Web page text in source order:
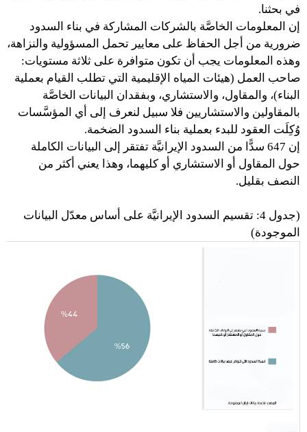
في بحثنا.
إن المعلومات الخاصَّة بالشركات المشاركة في بناء السدود
ضرورية من أجل الحفاظ على معايير تحمل المسؤولية والنزاهة،
وهذه المعلومات يجب أن تكون متوافرة على ثلاثة مستويات:
صاحب العمل (هيئات المياه الإقليمية التي تطلب القيام بعملية
البناء)، والمقاول، والاستشاري، وبفقدان البيانات الخاصَّة
بالمقاولين والاستشاريين فلا سبيل لنعرف إلى أي المؤسَّسات
وُكِلَت العقود للبدء بعملية بناء السدود الضخمة.
إن 647 سدًّا من السدود الإيرانيَّة تفتقر إلى البيانات الكاملة
حول المقاول أو الاستشاري أو كليهما، وهذا يعني أكثر من
النصف بقليل.
(جدول 4: تقسيم السدود الإيرانيَّة على أساس معدّل البيانات
الموجودة)